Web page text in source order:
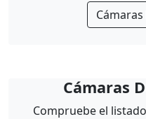
Cámaras
Cámaras
Compruebe el